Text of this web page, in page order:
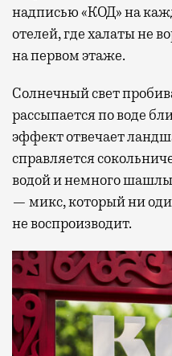
надписью «КОД» на
отелей, где халаты не
на первом этаже.
Солнечный свет
рассыпается по воде
эффект отвечает
справляется
водой и немного
— микс, который ни
не воспроизводит.